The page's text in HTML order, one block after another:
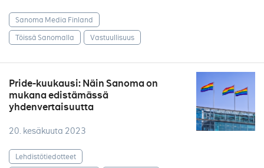
Sanoma Media Finland
Töissä Sanomalla
Vastuullisuus
Pride-kuukausi: Näin Sanoma on
mukana edistämässä
yhdenvertaisuutta
20. kesäkuuta 2023
Lehdistötiedotteet